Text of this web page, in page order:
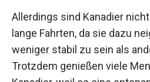
Allerdings sind Kanadier
lange Fahrten, da sie dazu
weniger stabil zu sein als
Trotzdem genießen viele